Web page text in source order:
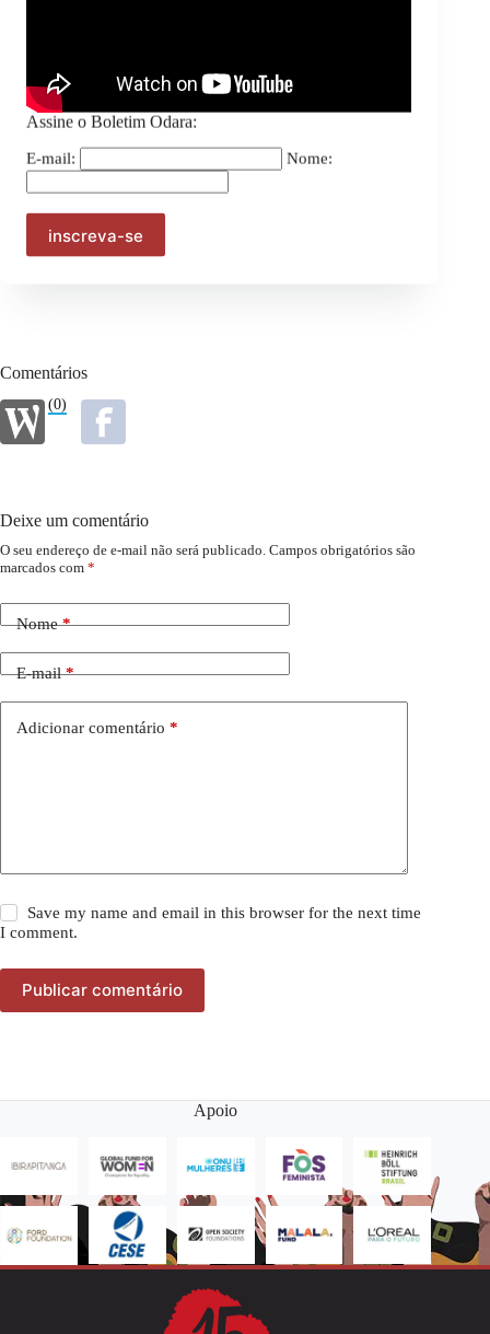
Assine o Boletim Odara:
E-mail: Nome:
Comentários
(0)
Deixe um comentário
O seu endereço de e-mail não será publicado. Campos obrigatórios são
marcados com *
Nome*
E-mail*
Adicionar comentário *
Save my name and email in this browser for the next time
I comment.
Publicar comentário
Apoio